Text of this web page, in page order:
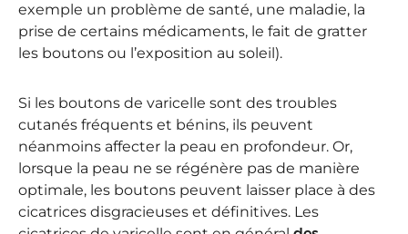
exemple un problème de santé, une maladie, la
prise de certains médicaments, le fait de gratter
les boutons ou l’exposition au soleil).
Si les boutons de varicelle sont des troubles
cutanés fréquents et bénins, ils peuvent
néanmoins affecter la peau en profondeur. Or,
lorsque la peau ne se régénère pas de manière
optimale, les boutons peuvent laisser place à des
cicatrices disgracieuses et définitives. Les